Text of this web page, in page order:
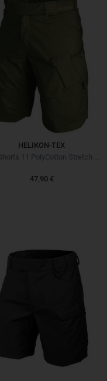
HELIKON-TEX
47,90 €